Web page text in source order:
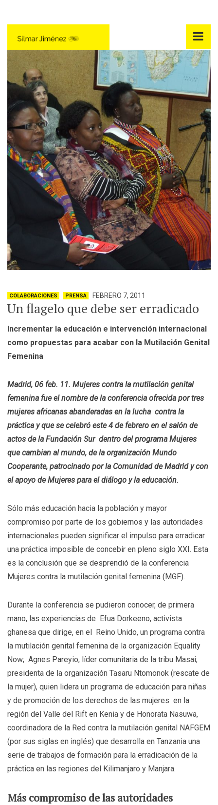
COLABORACIONES PRENSA FEBRERO 7, 2011
Un flagelo que debe ser erradicado
Incrementar la educación e intervención internacional
como propuestas para acabar con la Mutilación Genital
Femenina
Madrid, 06 feb. 11. Mujeres contra la mutilación genital
femenina fue el nombre de la conferencia ofrecida por tres
mujeres africanas abanderadas en la lucha contra la
práctica y que se celebró este 4 de febrero en el salón de
actos de la Fundación Sur dentro del programa Mujeres
que cambian al mundo, de la organización Mundo
Cooperante, patrocinado por la Comunidad de Madrid y con
el apoyo de Mujeres para el diálogo y la educación.
Sólo más educación hacia la población y mayor
compromiso por parte de los gobiernos y las autoridades
internacionales pueden significar el impulso para erradicar
una práctica imposible de concebir en pleno siglo XXI. Esta
es la conclusión que se desprendió de la conferencia
Mujeres contra la mutilación genital femenina (MGF).
Durante la conferencia se pudieron conocer, de primera
mano, las experiencias de Efua Dorkeeno, activista
ghanesa que dirige, en el Reino Unido, un programa contra
la mutilación genital femenina de la organización Equality
Now; Agnes Pareyio, líder comunitaria de la tribu Masai;
presidenta de la organización Tasaru Ntomonok (rescate de
la mujer), quien lidera un programa de educación para niñas
y de promoción de los derechos de las mujeres en la
región del Valle del Rift en Kenia y de Honorata Nasuwa,
coordinadora de la Red contra la mutilación genital NAFGEM
(por sus siglas en inglés) que desarrolla en Tanzania una
serie de trabajos de formación para la erradicación de la
práctica en las regiones del Kilimanjaro y Manjara.
Más compromiso de las autoridades